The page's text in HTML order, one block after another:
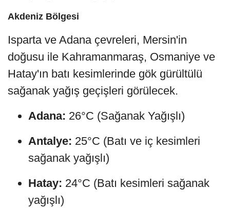
Akdeniz Bölgesi
Isparta ve Adana çevreleri, Mersin'in
doğusu ile Kahramanmaraş, Osmaniye ve
Hatay'ın batı kesimlerinde gök gürültülü
sağanak yağış geçişleri görülecek.
Adana: 26°C (Sağanak Yağışlı)
Antalye: 25°C (Batı ve iç kesimleri
sağanak yağışlı)
Hatay: 24°C (Batı kesimleri sağanak
yağışlı)